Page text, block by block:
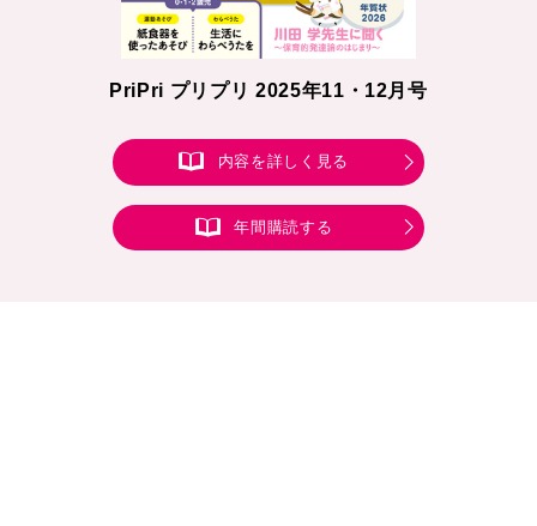
PriPri プリプリ 2025年11・12月号
内容を詳しく見る
年間購読する